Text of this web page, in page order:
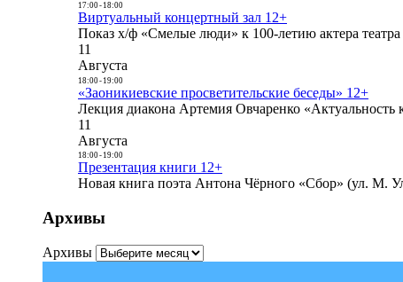
17:00- 18:00
Виртуальный концертный зал 12+
Показ х/ф «Смелые люди» к 100-летию актера
11
Августа
18:00- 19:00
«Заоникиевские просветительские беседы» 12+
Лекция диакона Артемия Овчаренко
11
Августа
18:00- 19:00
Презентация книги 12+
Новая книга поэта Антона Чёрного «Сбор» (ул. М.
Архивы
Архивы